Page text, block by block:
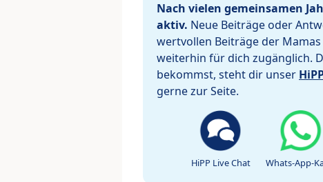
Nach vielen gemeinsamen
aktiv. Neue Beiträge oder
wertvollen Beiträge der
weiterhin für dich zugänglich.
bekommst, steht dir unser
gerne zur Seite.
HiPP Live Chat Whats-App-